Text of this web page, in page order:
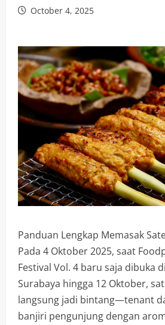
October 4, 2025
Panduan Lengkap Memasak
Pada 4 Oktober 2025, saat
Festival Vol. 4 baru saja dibuka
Surabaya hingga 12 Oktober,
langsung jadi bintang—tenant
banjiri pengunjung dengan